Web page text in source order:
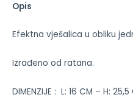
Opis
Efektna vješalica u obliku
Izrađeno od ratana.
DIMENZIJE : L: 16 CM – H: 25,5